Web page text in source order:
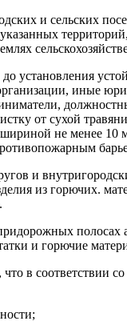
и сельских
установления
иные
от сухой
не менее 10
и
из горючих.
и горючие
в соответствии